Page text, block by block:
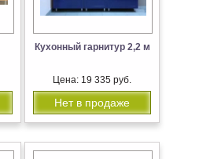
Кухонный гарнитур 2,2 м
Цена: 19 335 руб.
Нет в продаже